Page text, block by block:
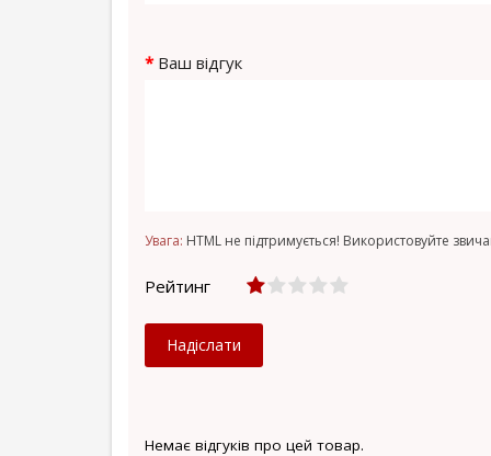
Немає відгуків про цей товар.
Ваш відгук
Увага: HTML не підтримується! Використовуйте
Рейтинг
Надіслати